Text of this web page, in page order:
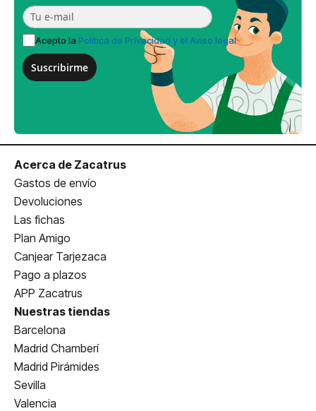
Acepto la Política de Privacidad y el Aviso legal
Suscribirme
Acerca de Zacatrus
Gastos de envío
Devoluciones
Las fichas
Plan Amigo
Canjear Tarjezaca
Pago a plazos
APP Zacatrus
Nuestras tiendas
Barcelona
Madrid Chamberí
Madrid Pirámides
Sevilla
Valencia